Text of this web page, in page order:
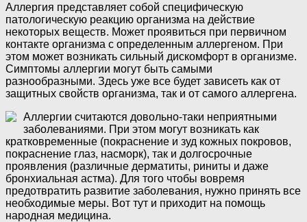
Аллергия представляет собой специфическую
патологическую реакцию организма на действие
некоторых веществ. Может проявиться при первичном
контакте организма с определенным аллергеном. При
этом может возникать сильный дискомфорт в организме.
Симптомы аллергии могут быть самыми
разнообразными. Здесь уже все будет зависеть как от
защитных свойств организма, так и от самого аллергена.
Аллергии считаются довольно-таки неприятными
заболеваниями. При этом могут возникать как
кратковременные (покраснение и зуд кожных покровов,
покраснение глаз, насморк), так и долгосрочные
проявления (различные дерматиты, риниты и даже
бронхиальная астма). Для того чтобы вовремя
предотвратить развитие заболевания, нужно принять все
необходимые меры. Вот тут и приходит на помощь
народная медицина.